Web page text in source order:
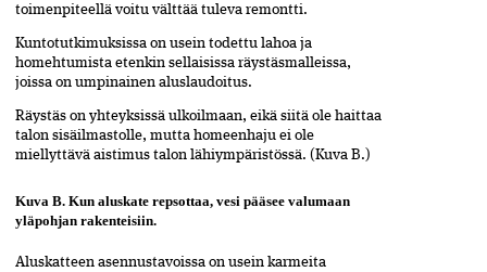
toimenpiteellä voitu välttää tuleva remontti.
Kuntotutkimuksissa on usein todettu lahoa ja
homehtumista etenkin sellaisissa räystäsmalleissa,
joissa on umpinainen aluslaudoitus.
Räystäs on yhteyksissä ulkoilmaan, eikä siitä ole haittaa
talon sisäilmastolle, mutta homeenhaju ei ole
miellyttävä aistimus talon lähiympäristössä. (Kuva B.)
Kuva B. Kun aluskate repsottaa, vesi pääsee valumaan
yläpohjan rakenteisiin.
Aluskatteen asennustavoissa on usein karmeita